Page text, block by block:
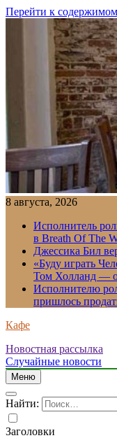
Перейти к
8 августа, 2026
Исполнитель
в Breath Of The
Джессика Бил
«Буду играть
Том Холланд —
Исполнителю
пришлось
Кафе
Новостная рассылка
Случайные новости
Меню
Найти:
Заголовки